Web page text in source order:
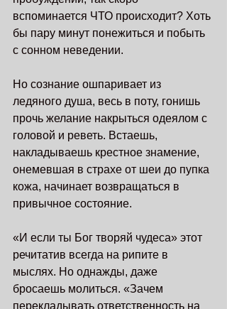
вспоминается ЧТО происходит? Хоть
бы пару минут понежиться и побыть
с сонном неведении.
Но сознание ошпаривает из
ледяного душа, весь в поту, гонишь
прочь желание накрыться одеялом с
головой и реветь. Встаешь,
накладываешь крестное знамение,
онемевшая в страхе от шеи до пупка
кожа, начинает возвращаться в
привычное состояние.
«И если ты Бог творяй чудеса» этот
речитатив всегда на рипите в
мыслях. Но однажды, даже
бросаешь молиться. «Зачем
перекладывать ответственность на